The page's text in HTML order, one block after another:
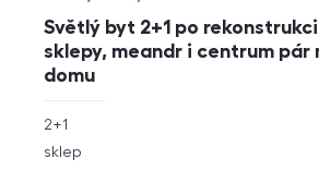
Světlý byt 2+1 po
sklepy, meandr i centrum pár
domu
Typ nabídky
Typ nemovitosti
rozměry
dispozice
2+1
funkce
sklep